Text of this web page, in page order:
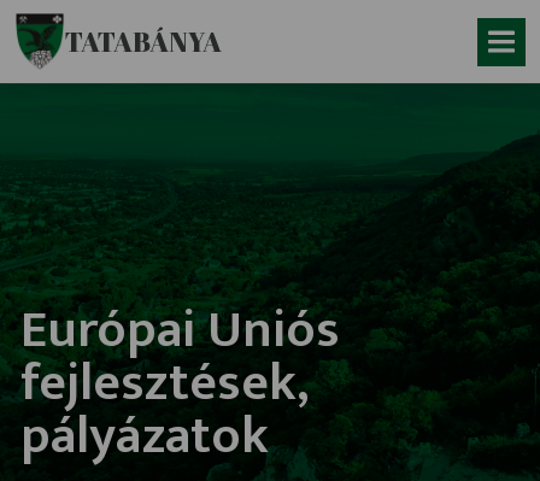
Ugrás a fő tartalomhoz
TATABÁNYA
Európai Uniós
fejlesztések,
pályázatok